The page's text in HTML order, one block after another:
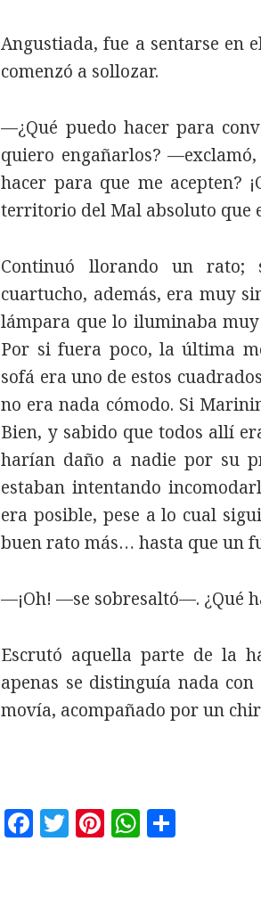
Angustiada, fue a sentarse en
comenzó a sollozar.
—¿Qué puedo hacer para
quiero engañarlos?
hacer para que me acepten?
territorio del Mal absoluto que
Continuó llorando un rato;
cuartucho, además, era muy
lámpara que lo iluminaba
Por si fuera poco, la última
sofá era uno de estos
no era nada cómodo. Si
Bien, y sabido que todos allí
harían daño a nadie por su
estaban intentando
era posible, pese a lo cual
buen rato más… hasta que un
—¡Oh! —se sobresaltó—. ¿Qué
Escrutó aquella parte de la
apenas se distinguía nada
movía, acompañado por un
F T Pi W